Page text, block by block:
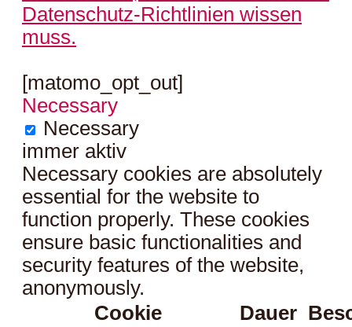
Datenschutz-Richtlinien wissen
muss.
[matomo_opt_out]
Necessary
Necessary
immer aktiv
Necessary cookies are absolutely
essential for the website to
function properly. These cookies
ensure basic functionalities and
security features of the website,
anonymously.
Cookie
Dauer